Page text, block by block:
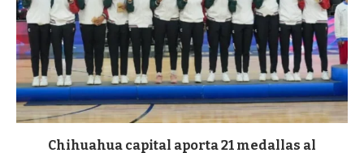
Chihuahua capital aporta 21 medallas al